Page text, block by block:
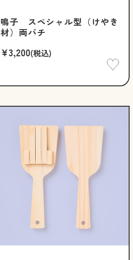
鳴子 スペシャル型（けやき
材）両バチ
¥3,200(税込)